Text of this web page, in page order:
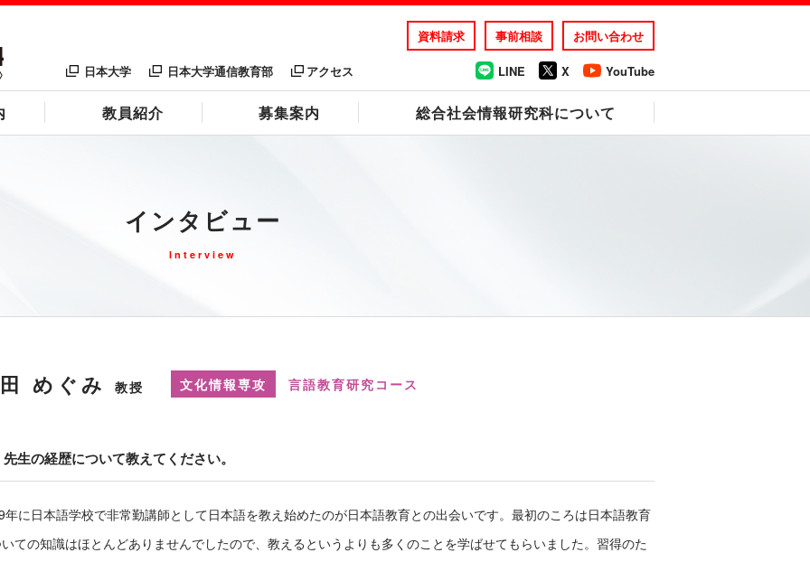
日本大学 日本大学通信教育部 アクセス
資料請求 事前相談 お問い合わせ
LINE X YouTube
教員紹介 募集案内 総合社会情報研究科について
インタビュー
Interview
めぐみ 教授 文化情報専攻 言語教育研究コース
先生の経歴について教えてください。
年に日本語学校で非常勤講師として日本語を教え始めたのが日本語教育との出会いです。最初のころは日本語教育
ての知識はほとんどありませんでしたので、教えるというよりも多くのことを学ばせてもらいました。習得のた